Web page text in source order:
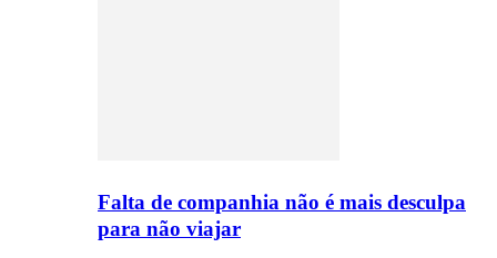
Falta de companhia não é mais desculpa
para não viajar